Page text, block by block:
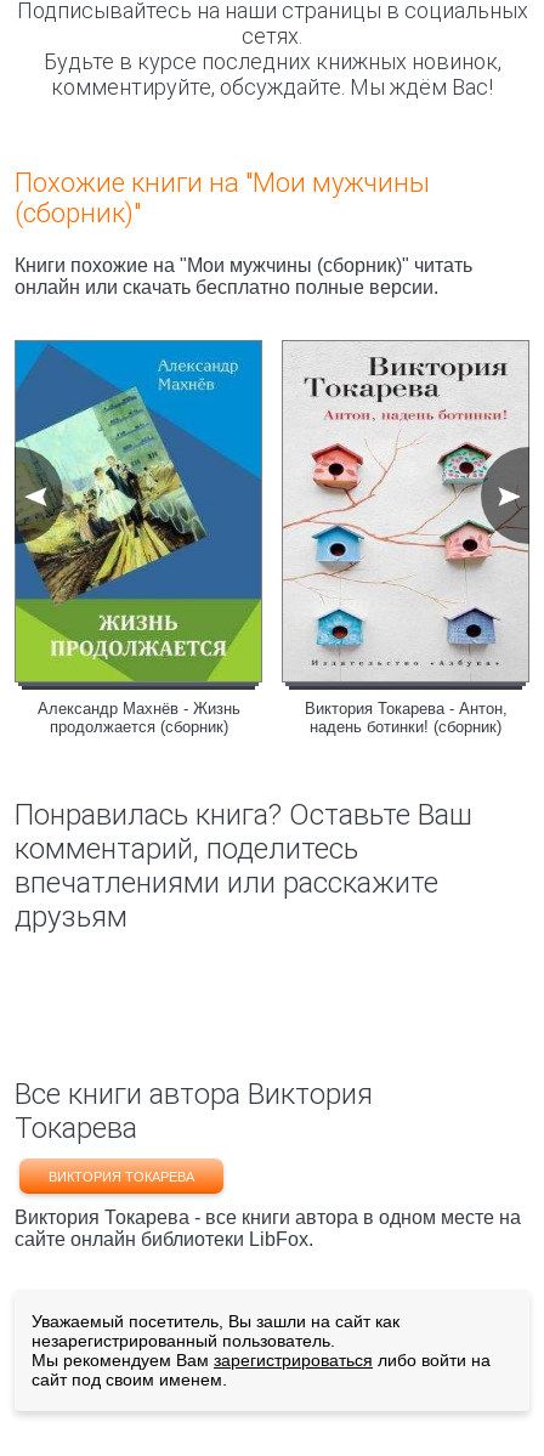
Подписывайтесь на наши страницы в социальных
сетях.
Будьте в курсе последних книжных новинок,
комментируйте, обсуждайте. Мы ждём Вас!
Похожие книги на "Мои мужчины
(сборник)"
Книги похожие на "Мои мужчины (сборник)" читать
онлайн или скачать бесплатно полные версии.
Александр Махнёв - Жизнь
продолжается (сборник)
Виктория Токарева - Антон,
надень ботинки! (сборник)
Понравилась книга? Оставьте Ваш
комментарий, поделитесь
впечатлениями или расскажите
друзьям
Все книги автора Виктория
Токарева
ВИКТОРИЯ ТОКАРЕВА
Виктория Токарева - все книги автора в одном месте на
сайте онлайн библиотеки LibFox.
Уважаемый посетитель, Вы зашли на сайт как
незарегистрированный пользователь.
Мы рекомендуем Вам зарегистрироваться либо войти на
сайт под своим именем.